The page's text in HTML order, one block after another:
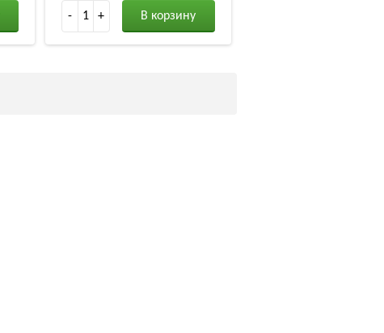
- 1 + В корзину